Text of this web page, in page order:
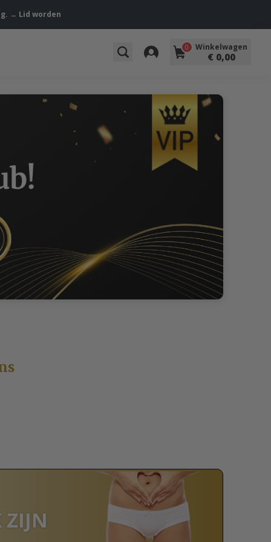
→ Lid worden
0 Winkelwagen
€ 0,00
ZIJN